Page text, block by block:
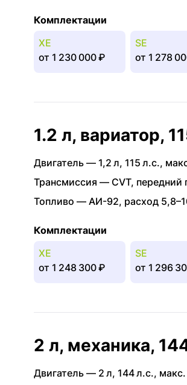
Комплектации
XE
от 1 230 000 ₽
SE
от 1 278
1.2 л, вариатор,
Двигатель — 1,2 л, 115 л.с.,
Трансмиссия — CVT, передний
Топливо — АИ-92, расход
Комплектации
XE
от 1 248 300 ₽
SE
от 1 296
2 л, механика,
Двигатель — 2 л, 144 л.с.,